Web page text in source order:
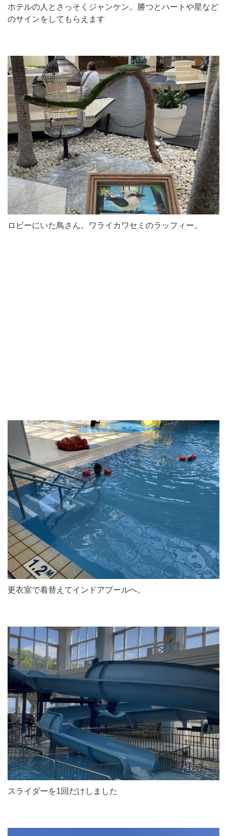
ホテルの人とさっそくジャンケン。勝つとハートや星など
のサインをしてもらえます
ロビーにいた鳥さん。ワライカワセミのラッフィー。
更衣室で着替えてインドアプールへ。
スライダーを1回だけしました